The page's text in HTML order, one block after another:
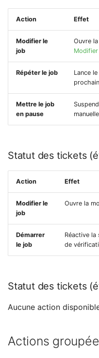
Action Effet
Modifier le
job
Ouvre
Répéter le job
Lance
Mettre le job
en pause
manuelle
Statut des tickets
Action Effet
Modifier le
job
Ouvre la
Démarrer
le job
Réactive la
de
Statut des tickets
Aucune action
Actions